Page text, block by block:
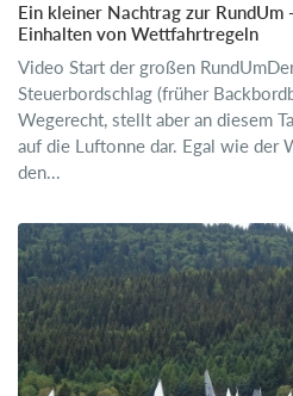
Ein kleiner Nachtrag zur RundUm
Einhalten von Wettfahrtregeln
Video Start der großen
Steuerbordschlag (früher
Wegerecht, stellt aber an diesem
auf die Luftonne dar. Egal wie der
den...